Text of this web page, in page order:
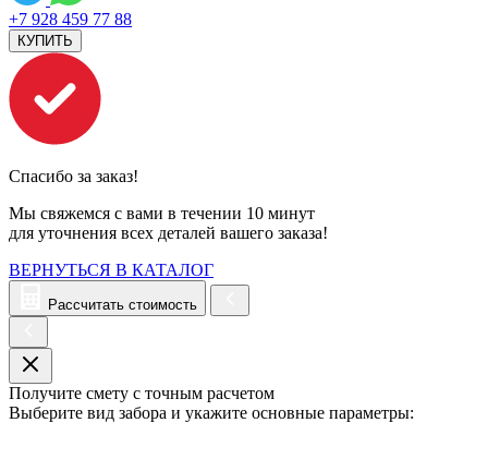
+7 928 459 77 88
КУПИТЬ
Спасибо за заказ!
Мы свяжемся с вами в течении 10 минут
для уточнения всех деталей вашего заказа!
ВЕРНУТЬСЯ В КАТАЛОГ
Рассчитать стоимость
Получите смету с точным расчетом
Выберите вид забора и укажите основные параметры: